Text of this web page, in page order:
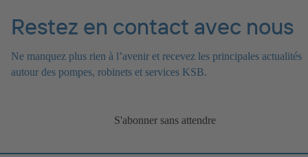
Restez en contact avec nous
Ne manquez plus rien à l’avenir et recevez les principales actualités
autour des pompes, robinets et services KSB.
S'abonner sans attendre